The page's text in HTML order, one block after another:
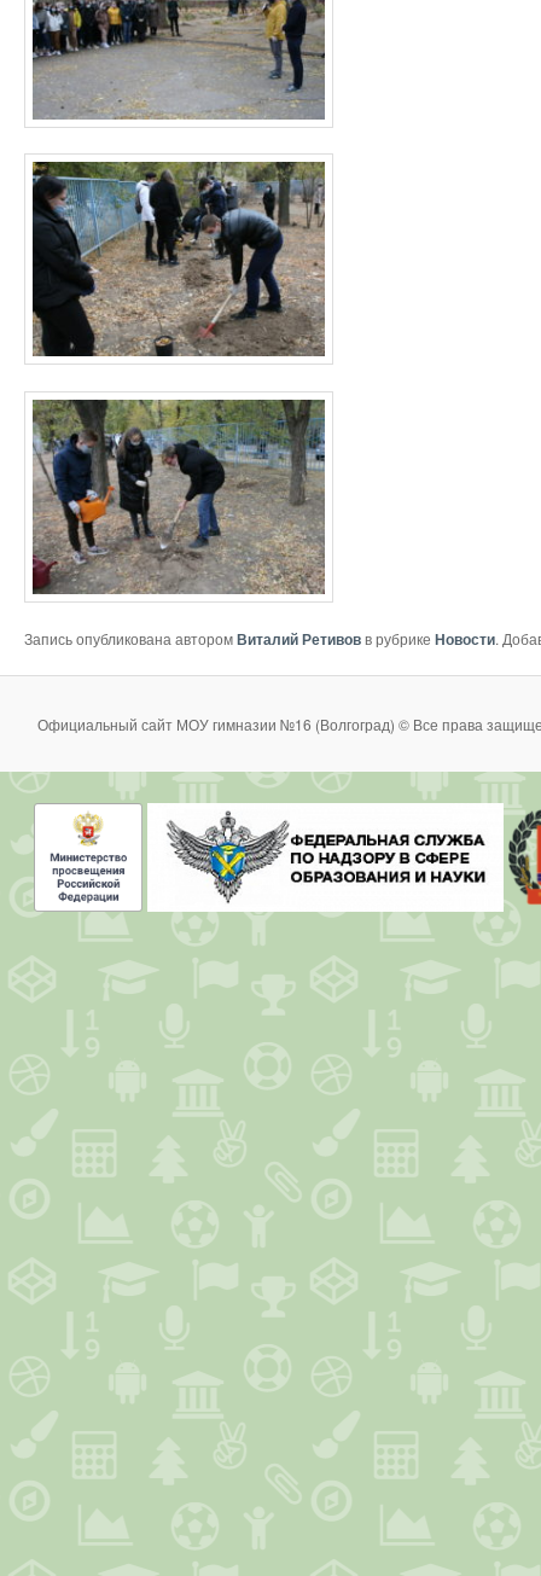
Запись опубликована авторомВиталий Ретивовв рубрике Новости.
Официальный сайт МОУ гимназии №16 (Волгоград) © Все права